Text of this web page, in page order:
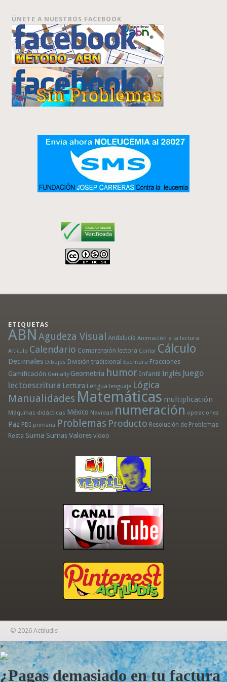
ÚNETE A NUESTROS FACEBOOK
ETIQUETAS
ABN Agudeza Visual Andalucía Animación a la lectura
Artículo Calendario Comprensión lectora Contar Cálculo
Decimales Dibujos División tradicional Escritura Fracciones
Gamificación Genially Geometría humor Infantil Inglés Juego
lectoescritura Lectura Lengua lenguaje Lógica
Manualidades Matemáticas multiplicación
Máquinas didácticas México Navidad numeración operaciones
Paz PDI primaria Problemas Producto Resolución de Problemas
Resta Suma Sumas Valores vídeo
© 2026 Actiludis
×
¿Pagas demasiado en tu factura